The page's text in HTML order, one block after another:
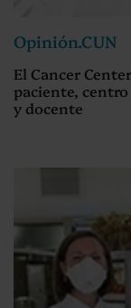
Opinión.CUN
El Cancer
paciente,
y docente